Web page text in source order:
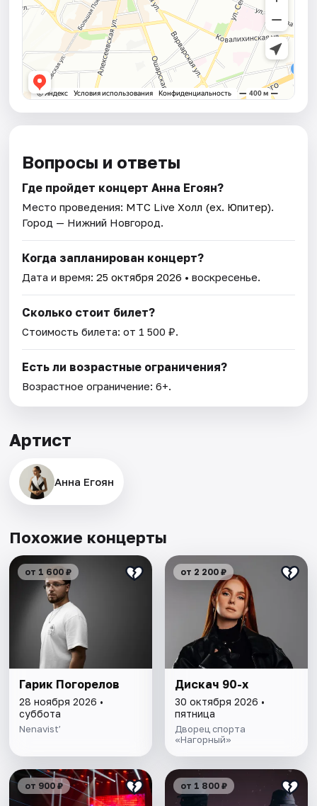
Вопросы и ответы
Где пройдет концерт Анна Егоян?
Место проведения: МТС Live Холл (ex. Юпитер).
Город — Нижний Новгород.
Когда запланирован концерт?
Дата и время:25 октября 2026 • воскресенье.
Сколько стоит билет?
Стоимость билета: от 1 500 ₽.
Есть ли возрастные ограничения?
Возрастное ограничение: 6+.
Артист
Анна Егоян
Похожие концерты
от 1 600 ₽
Гарик Погорелов
28 ноября 2026 •
суббота
Nenavist’
от 2 200 ₽
Дискач 90-х
30 октября 2026 •
пятница
Дворец спорта
«Нагорный»
от 900 ₽ от 1 800 ₽